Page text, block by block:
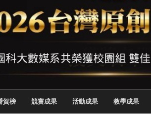
比賽」成績出爐
」 點亮智慧金融時代的跨域新局
索金融實習優勢
影展最高榮譽白金獎
戲抱回金點新秀獎
賀榜 競賽成果 活動成果 教學成果